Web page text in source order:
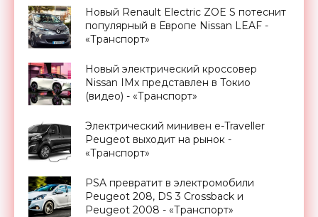
Новый Renault Electric ZOE S потеснит
популярный в Европе Nissan LEAF -
«Транспорт»
Новый электрический кроссовер
Nissan IMx представлен в Токио
(видео) - «Транспорт»
Электрический минивен e-Traveller
Peugeot выходит на рынок -
«Транспорт»
PSA превратит в электромобили
Peugeot 208, DS 3 Crossback и
Peugeot 2008 - «Транспорт»